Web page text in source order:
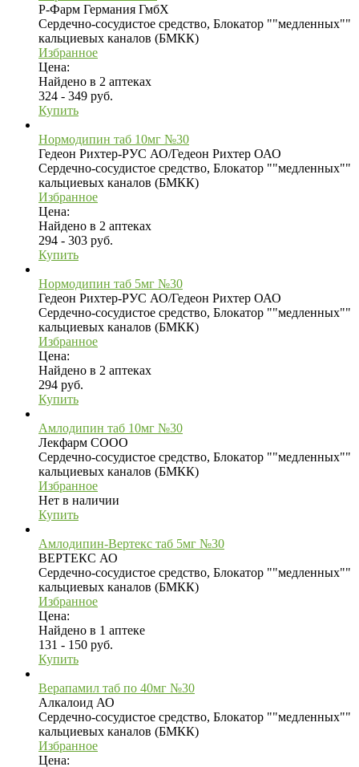
Р-Фарм Германия ГмбХ
Сердечно-сосудистое средство, Блокатор ""медленных""
кальциевых каналов (БМКК)
Избранное
Цена:
Найдено в 2 аптеках
324 - 349 руб.
Купить
Нормодипин таб 10мг №30
Гедеон Рихтер-РУС АО/Гедеон Рихтер ОАО
Сердечно-сосудистое средство, Блокатор ""медленных""
кальциевых каналов (БМКК)
Избранное
Цена:
Найдено в 2 аптеках
294 - 303 руб.
Купить
Нормодипин таб 5мг №30
Гедеон Рихтер-РУС АО/Гедеон Рихтер ОАО
Сердечно-сосудистое средство, Блокатор ""медленных""
кальциевых каналов (БМКК)
Избранное
Цена:
Найдено в 2 аптеках
294 руб.
Купить
Амлодипин таб 10мг №30
Лекфарм СООО
Сердечно-сосудистое средство, Блокатор ""медленных""
кальциевых каналов (БМКК)
Избранное
Нет в наличии
Купить
Амлодипин-Вертекс таб 5мг №30
ВЕРТЕКС АО
Сердечно-сосудистое средство, Блокатор ""медленных""
кальциевых каналов (БМКК)
Избранное
Цена:
Найдено в 1 аптеке
131 - 150 руб.
Купить
Верапамил таб по 40мг №30
Алкалоид АО
Сердечно-сосудистое средство, Блокатор ""медленных""
кальциевых каналов (БМКК)
Избранное
Цена: